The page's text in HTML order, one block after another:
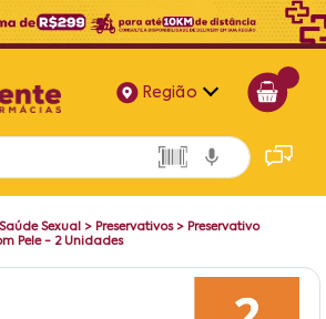
Região
Alagoas
Bahia
Saúde Sexual > Preservativos> Preservativo
Pele - 2 Unidades